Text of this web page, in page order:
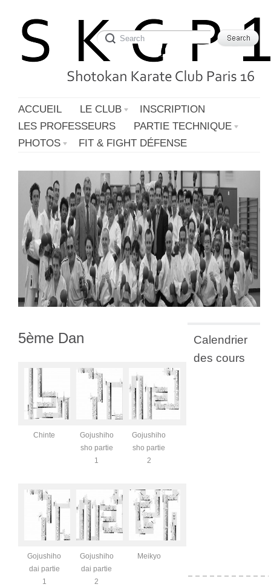
ACCUEIL LE CLUB
INSCRIPTION
LES PROFESSEURS
PARTIE TECHNIQUE
PHOTOS
FIT & FIGHT DÉFENSE
5ème Dan
Chinte
Gojushiho
sho partie
1
Gojushiho
sho partie
2
Gojushiho
dai partie
1
Gojushiho
dai partie
2
Meikyo
Calendrier
des cours